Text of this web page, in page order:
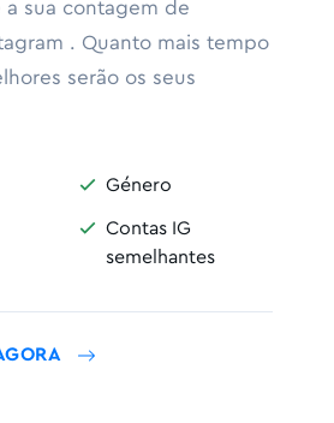
sua contagem de
. Quanto mais tempo
serão os seus
 Género

Contas IG
semelhantes